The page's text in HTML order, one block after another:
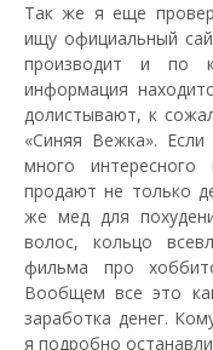
Так же я еще
ищу официальный
производит и по
информация
долистывают, к
«Синяя Вежка».
много
продают не только
же мед для
волос, кольцо
фильма про
Вообщем все это
заработка денег.
я подробно